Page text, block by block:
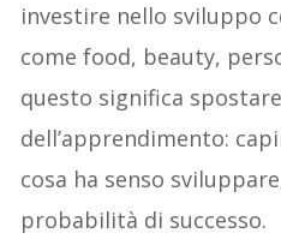
investire nello sviluppo
come food, beauty,
questo significa
dell’apprendimento:
cosa ha senso
probabilità di successo.